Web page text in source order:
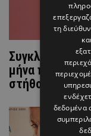
Συγκλονίζει η
μήνα πριν
στήθος"
τη
δεδομένα